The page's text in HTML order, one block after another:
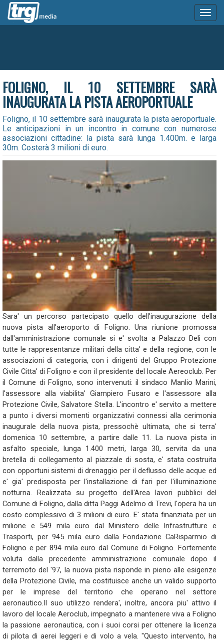
FOLIGNO, IL 10 SETTEMBRE SARÀ
INAUGURATA LA PISTA AEROPORTUALE
Foligno, il 10 settembre sarà inaugurata la pista aeroportuale.
Le anticipazioni in un incontro in comune con numerose
associazioni cittadine: la pista sarà lunga 1.400m. e larga
30m. Costerà 3 milioni di euro.
Sara' un percorso partecipato quello dell'inaugurazione della
nuova pista all'aeroporto di Foligno. Una riunione promossa
dall'amministrazione comunale si e' svolta a Palazzo Deli con
tutte le rappresentanze militari della citta' e della regione, con le
associazioni di categoria, con i dirigenti del Gruppo Protezione
Civile Citta' di Foligno e con il presidente del locale Aereoclub. Per
il Comune di Foligno, sono intervenuti: il sindaco Manlio Marini,
l'assessore alla viabilita' Giampiero Fusaro e l'assessore alla
Protezione Civile, Salvatore Stella. L'incontro e' servito a mettere
a punto i diversi momenti organizzativi connessi alla cerimonia
inaugurale della nuova pista, pressochè ultimata, che si terra'
domenica 10 settembre, a partire dalle 11. La nuova pista in
asfalto speciale, lunga 1.400 metri, larga 30, servita da una
bretella di collegamento al piazzale di sosta, e' stata costruita
con opportuni sistemi di drenaggio per il deflusso delle acque ed
e' gia' predisposta per l'installazione di fari per l'illuminazione
notturna. Realizzata su progetto dell'Area lavori pubblici del
Comune di Foligno, dalla ditta Paggi Adelmo di Trevi, l'opera ha un
costo complessivo di 3 milioni di euro. E' stata finanziata per un
milione e 549 mila euro dal Ministero delle Infrastrutture e
Trasporti, per 945 mila euro dalla Fondazione CaRisparmio di
Foligno e per 894 mila euro dal Comune di Foligno. Fortemente
voluta dalla precedente amministrazione comunale dopo il
terremoto del '97, la nuova pista risponde in pieno alle esigenze
della Protezione Civile, ma costituisce anche un valido supporto
per le imprese del territorio che operano nel settore
aeronautico.Il suo utilizzo rendera', inoltre, ancora piu' attivo il
lavoro del locale Aeroclub, impegnato a mantenere viva a Foligno
la passione aeronautica, con i suoi corsi per ottenere la licenza
di pilota di aerei leggeri e di volo a vela. "Questo intervento, ha